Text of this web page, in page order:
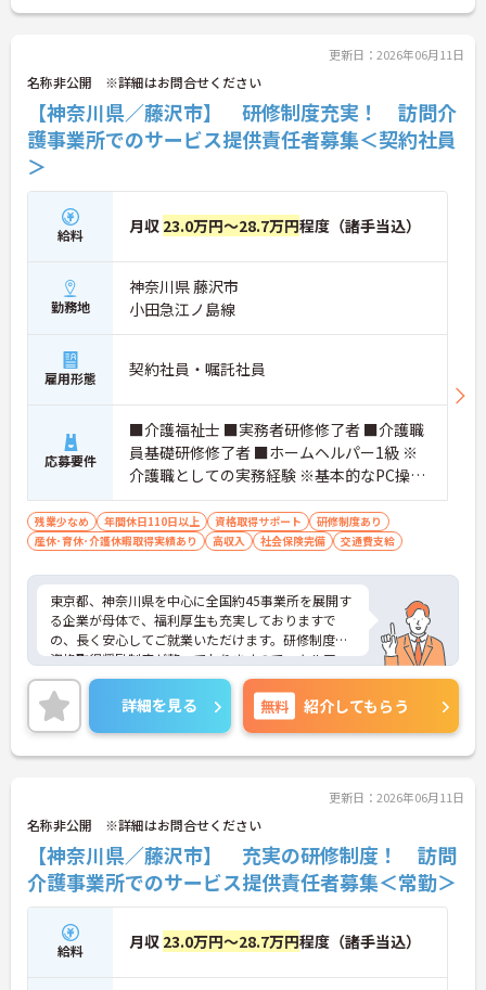
更新日：2026年06月11日
名称非公開 ※詳細はお問合せください
【神奈川県／藤沢市】 研修制度充実！ 訪問介
護事業所でのサービス提供責任者募集＜契約社員
＞
給料 月収 23.0万円～28.7万円程度（諸手当込）
勤務地
神奈川県 藤沢市
小田急江ノ島線
雇用形態 契約社員・嘱託社員
応募要件
■介護福祉士 ■実務者研修修了者 ■介護職
員基礎研修修了者 ■ホームヘルパー1級 ※
介護職としての実務経験 ※基本的なPC操作
ができる方 ※地域によっては、普通自動車
運転免許(AT限定可)が必要となる場合があ
ります。
残業少なめ 年間休日110日以上 資格取得サポート
研修制度あり
産休･育休･介護休暇取得実績あり
高収入 社会保険完備 交通費支給
東京都、神奈川県を中心に全国約45事業所を展開す
る企業が母体で、福利厚生も充実しておりますで
の、長く安心してご就業いただけます。研修制度や
資格取得奨励制度が整っておりますのでスキルアッ
プも目指せる環境です。
ご興味のある方は是非お気軽にお問い合わせ下さ
い。
詳細を見る 無料 紹介してもらう
更新日：2026年06月11日
名称非公開 ※詳細はお問合せください
【神奈川県／藤沢市】 充実の研修制度！ 訪問
介護事業所でのサービス提供責任者募集＜常勤＞
給料 月収 23.0万円～28.7万円程度（諸手当込）